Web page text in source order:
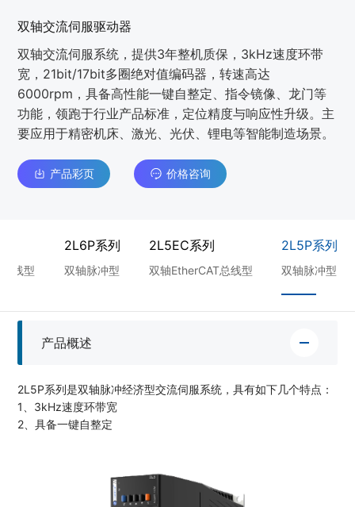
双轴交流伺服驱动器
双轴交流伺服系统，提供3年整机质保，3kHz速度环带
宽，21bit/17bit多圈绝对值编码器，转速高达
6000rpm，具备高性能一键自整定、指令镜像、龙门等
功能，领跑于⾏业产品标准，定位精度与响应性升级。主
要应⽤于精密机床、激光、光伏、锂电等智能制造场景。
产品彩页 价格咨询
线型
2L6P系列
双轴脉冲型
2L5EC系列
双轴EtherCAT总线型
2L5P系列
双轴脉冲型
产品概述
2L5P系列是双轴脉冲经济型交流伺服系统，具有如下几个特点：
1、3kHz速度环带宽
2、具备一键自整定